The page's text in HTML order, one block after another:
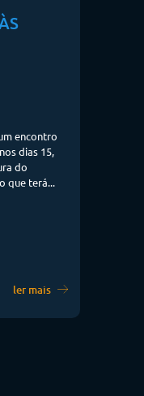
encontro
dias 15,
do
que terá...
ler mais